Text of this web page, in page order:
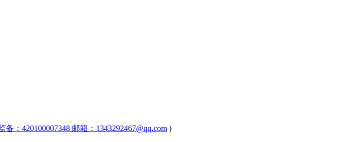
：420100007348 邮箱：1343292467@qq.com )